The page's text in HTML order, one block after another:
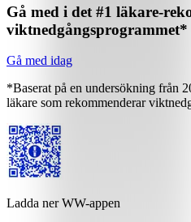
Gå med i det #1 läkare-
viktnedgångsprogrammet*
Gå med idag
*Baserat på en undersökning från
läkare som rekommenderar
Ladda ner WW-appen